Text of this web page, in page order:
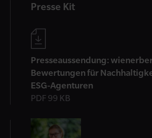
Presse Kit
Presseaussendung:
Bewertungen für
ESG-Agenturen
PDF 99 KB
Kontakt